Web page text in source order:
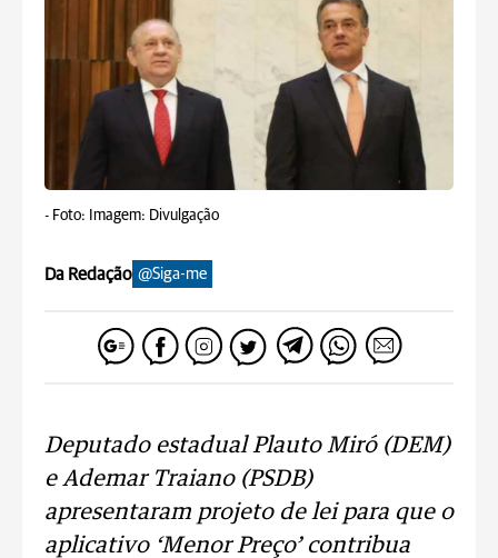
- Foto: Imagem: Divulgação
Da Redação @Siga-me
Deputado estadual Plauto Miró (DEM)
e Ademar Traiano (PSDB)
apresentaram projeto de lei para que o
aplicativo ‘Menor Preço’ contribua